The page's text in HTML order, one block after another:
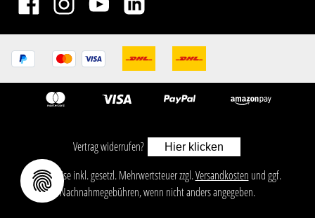
Vertrag widerrufen? Hier klicken
ㅤㅤㅤㅤㅤ‎‎‎‎‎Alle Preise inkl. gesetzl. Mehrwertsteuer zzgl.Versandkosten und ggf.
Nachnahmegebühren, wenn nicht anders angegeben.